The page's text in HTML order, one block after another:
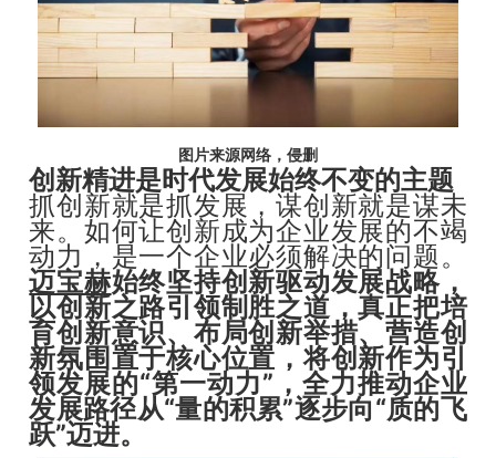
图片来源网络，侵删
创新精进是时代发展始终不变的主题
抓创新就是抓发展，谋创新就是谋未
来。如何让创新成为企业发展的不竭
动力，是一个企业必须解决的问题。
迈宝赫始终坚持创新驱动发展战略，
以创新之路引领制胜之道，真正把培
育创新意识、布局创新举措、营造创
新氛围置于核心位置，将创新作为引
领发展的“第一动力”，全力推动企业
发展路径从“量的积累”逐步向“质的飞
跃”迈进。